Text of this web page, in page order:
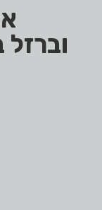
וברזל